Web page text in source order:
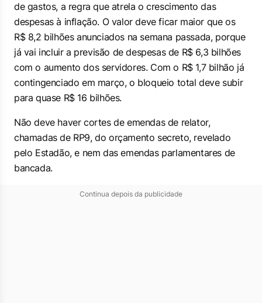
de gastos, a regra que atrela o crescimento das
despesas à inflação. O valor deve ficar maior que os
R$ 8,2 bilhões anunciados na semana passada, porque
já vai incluir a previsão de despesas de R$ 6,3 bilhões
com o aumento dos servidores. Com o R$ 1,7 bilhão já
contingenciado em março, o bloqueio total deve subir
para quase R$ 16 bilhões.
Não deve haver cortes de emendas de relator,
chamadas de RP9, do orçamento secreto, revelado
pelo Estadão, e nem das emendas parlamentares de
bancada.
Continua depois da publicidade